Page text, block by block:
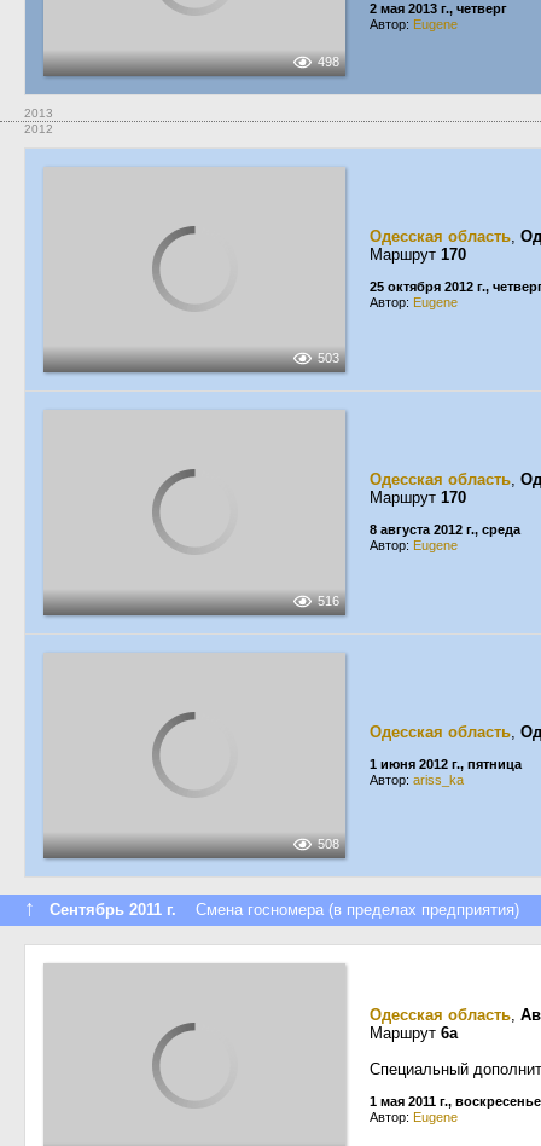
498
2 мая 2013 г., четверг
Автор: Eugene
2013
2012
503
Одесская область,
Маршрут 170
25 октября 2012 г.,
Автор: Eugene
516
Одесская область,
Маршрут 170
8 августа 2012 г., среда
Автор: Eugene
508
Одесская область,
1 июня 2012 г., пятница
Автор: ariss_ka
↑ Сентябрь 2011 г. Смена госномера (в пределах предприятия)
Одесская область,
Маршрут 6а
Специальный
1 мая 2011 г., воскресенье
Автор: Eugene